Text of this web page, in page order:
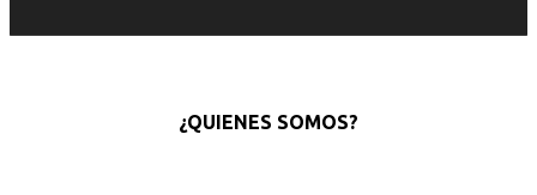
¿QUIENES SOMOS?